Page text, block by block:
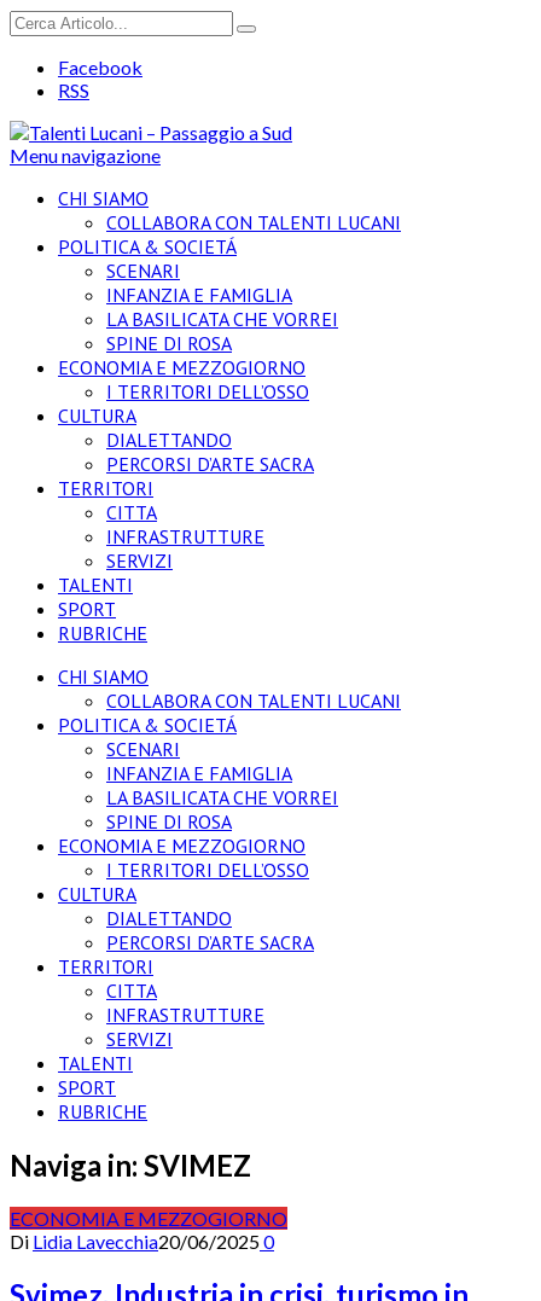
Facebook
RSS
Menu navigazione
CHI SIAMO
COLLABORA CON TALENTI LUCANI
POLITICA & SOCIETÁ
SCENARI
INFANZIA E FAMIGLIA
LA BASILICATA CHE VORREI
SPINE DI ROSA
ECONOMIA E MEZZOGIORNO
I TERRITORI DELL’OSSO
CULTURA
DIALETTANDO
PERCORSI D’ARTE SACRA
TERRITORI
CITTA
INFRASTRUTTURE
SERVIZI
TALENTI
SPORT
RUBRICHE
CHI SIAMO
COLLABORA CON TALENTI LUCANI
POLITICA & SOCIETÁ
SCENARI
INFANZIA E FAMIGLIA
LA BASILICATA CHE VORREI
SPINE DI ROSA
ECONOMIA E MEZZOGIORNO
I TERRITORI DELL’OSSO
CULTURA
DIALETTANDO
PERCORSI D’ARTE SACRA
TERRITORI
CITTA
INFRASTRUTTURE
SERVIZI
TALENTI
SPORT
RUBRICHE
Naviga in: SVIMEZ
ECONOMIA E MEZZOGIORNO
Di Lidia Lavecchia20/06/20250